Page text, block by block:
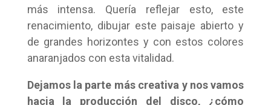
más intensa. Quería reflejar esto, este
renacimiento, dibujar este paisaje abierto y
de grandes horizontes y con estos colores
anaranjados con esta vitalidad.
Dejamos la parte más creativa y nos vamos
hacia la producción del disco, ¿cómo